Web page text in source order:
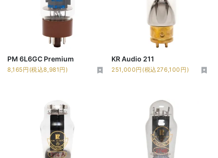
PM 6L6GC Premium
8,165円(税込8,981円)
KR Audio 211
251,000円(税込276,100円)